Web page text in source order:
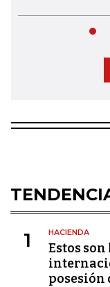
1 HACIENDA
Estos
posesión